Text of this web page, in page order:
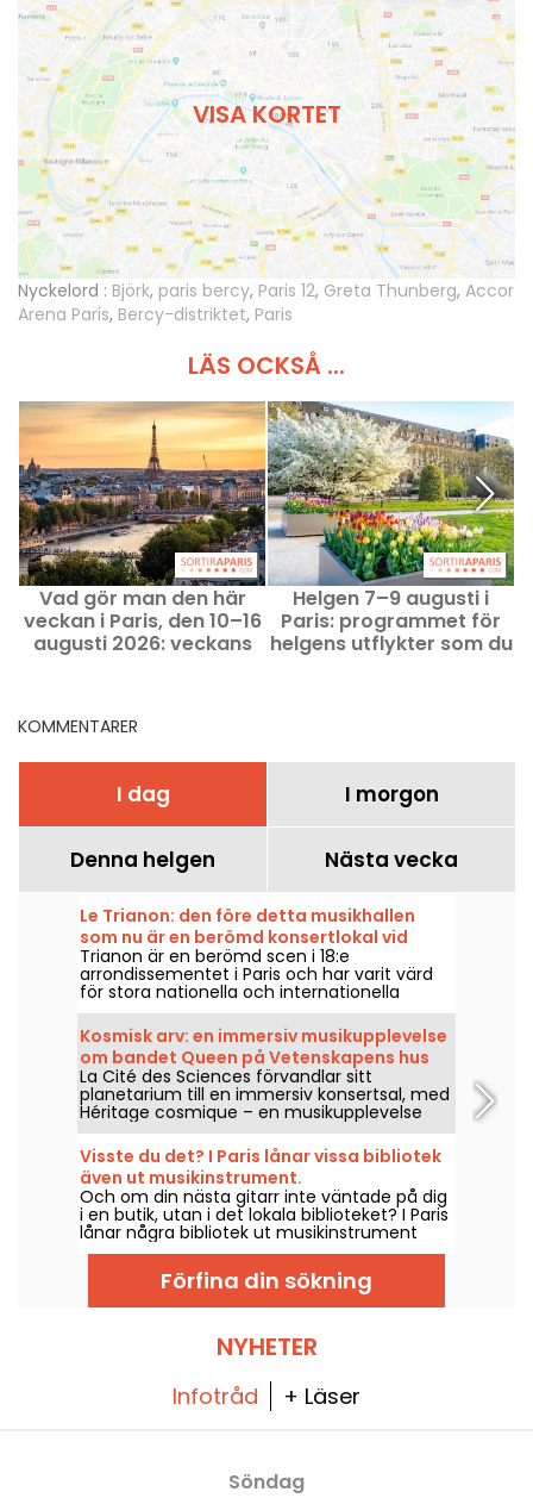
VISA KORTET
Nyckelord : Björk, paris bercy, Paris 12, Greta Thunberg, Accor
Arena Paris, Bercy-distriktet, Paris
LÄS OCKSÅ ...
Vad gör man den här
veckan i Paris, den 10–16
augusti 2026: veckans
Helgen 7–9 augusti i
Paris: programmet för
helgens utflykter som du
KOMMENTARER
I dag I morgon
Denna helgen Nästa vecka
Le Trianon: den före detta musikhallen
som nu är en berömd konsertlokal vid
foten av Butte Montmartre
Trianon är en berömd scen i 18:e
arrondissementet i Paris och har varit värd
för stora nationella och internationella
artister sedan den öppnade 1894. Här är en
tillbakablick på historien bakom detta
nöjesmecka som ligger vid foten av Butte
Montmartre.
Kosmisk arv: en immersiv musikupplevelse
om bandet Queen på Vetenskapens hus
La Cité des Sciences förvandlar sitt
planetarium till en immersiv konsertsal, med
Héritage cosmique – en musikupplevelse
som hyllar den legendariska rockgruppen
Queen.
Visste du det? I Paris lånar vissa bibliotek
även ut musikinstrument.
Och om din nästa gitarr inte väntade på dig
i en butik, utan i det lokala biblioteket? I Paris
lånar några bibliotek ut musikinstrument
gratis för att upptäcka, komma igång igen
eller helt enkelt våga ta första steget.
Förfina din sökning
NYHETER
Infotråd + Läser
Söndag